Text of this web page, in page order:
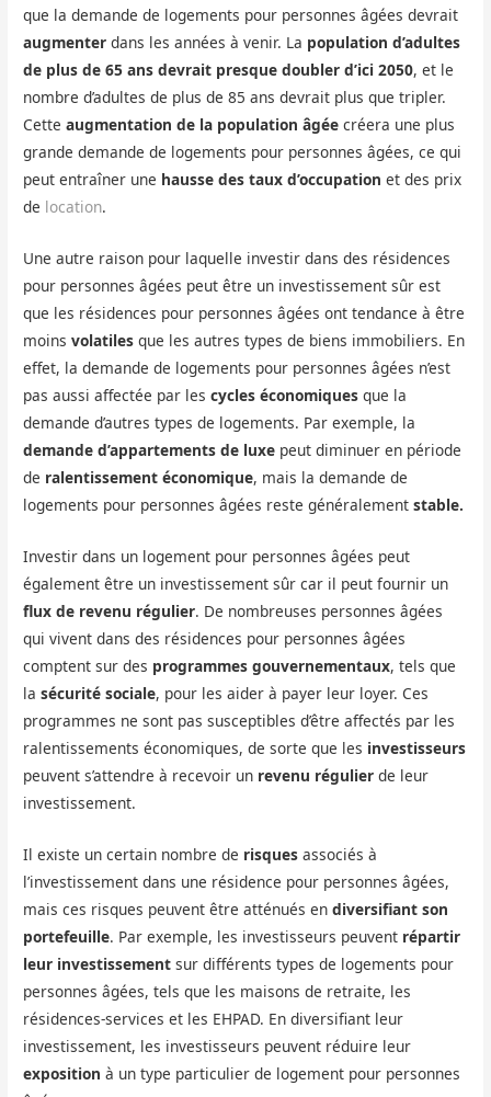
que la demande de logements pour personnes âgées devrait
augmenter dans les années à venir. La population d’adultes
de plus de 65 ans devrait presque doubler d’ici 2050, et le
nombre d’adultes de plus de 85 ans devrait plus que tripler.
Cette augmentation de la population âgée créera une plus
grande demande de logements pour personnes âgées, ce qui
peut entraîner une hausse des taux d’occupation et des prix
de location.
Une autre raison pour laquelle investir dans des résidences
pour personnes âgées peut être un investissement sûr est
que les résidences pour personnes âgées ont tendance à être
moinsvolatiles que les autres types de biens immobiliers. En
effet, la demande de logements pour personnes âgées n’est
pas aussi affectée par lescycles économiques que la
demande d’autres types de logements. Par exemple, la
demande d’appartements de luxe peut diminuer en période
de ralentissement économique, mais la demande de
logements pour personnes âgées reste généralementstable.
Investir dans un logement pour personnes âgées peut
également être un investissement sûr car il peut fournir un
flux de revenu régulier. De nombreuses personnes âgées
qui vivent dans des résidences pour personnes âgées
comptent sur des programmes gouvernementaux, tels que
la sécurité sociale, pour les aider à payer leur loyer. Ces
programmes ne sont pas susceptibles d’être affectés par les
ralentissements économiques, de sorte que les investisseurs
peuvent s’attendre à recevoir un revenu régulier de leur
investissement.
Il existe un certain nombre de risques associés à
l’investissement dans une résidence pour personnes âgées,
mais ces risques peuvent être atténués endiversifiant son
portefeuille. Par exemple, les investisseurs peuvent répartir
leur investissement sur différents types de logements pour
personnes âgées, tels que les maisons de retraite, les
résidences-services et les EHPAD. En diversifiant leur
investissement, les investisseurs peuvent réduire leur
exposition à un type particulier de logement pour personnes